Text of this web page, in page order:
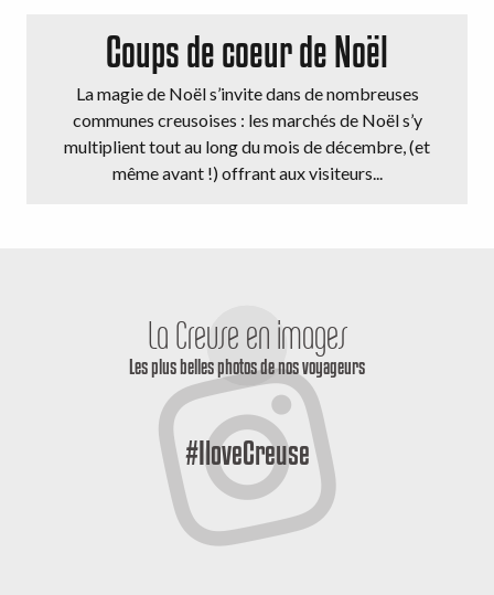
Coups de coeur de Noël
La magie de Noël s’invite dans de nombreuses
communes creusoises : les marchés de Noël s’y
multiplient tout au long du mois de décembre, (et
même avant !) offrant aux visiteurs...
La Creuse en images
Les plus belles photos de nos voyageurs
#IloveCreuse